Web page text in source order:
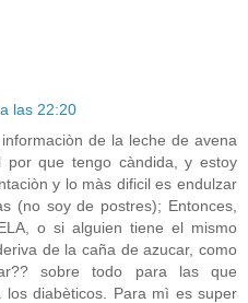
las 22:20
de la leche de avena
que tengo càndida, y estoy
y lo màs dificil es endulzar
(no soy de postres); Entonces,
o si alguien tiene el mismo
de la caña de azucar, como
sobre todo para las que
diabèticos. Para mì es super